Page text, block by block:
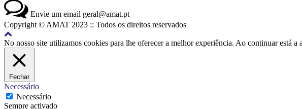
Envie um email geral@amat.pt
Copyright © AMAT 2023 :: Todos os direitos reservados
to
top
No nosso site utilizamos cookies para lhe oferecer a melhor experiência. Ao continuar está a
Fechar
Necessário
Necessário
Sempre activado